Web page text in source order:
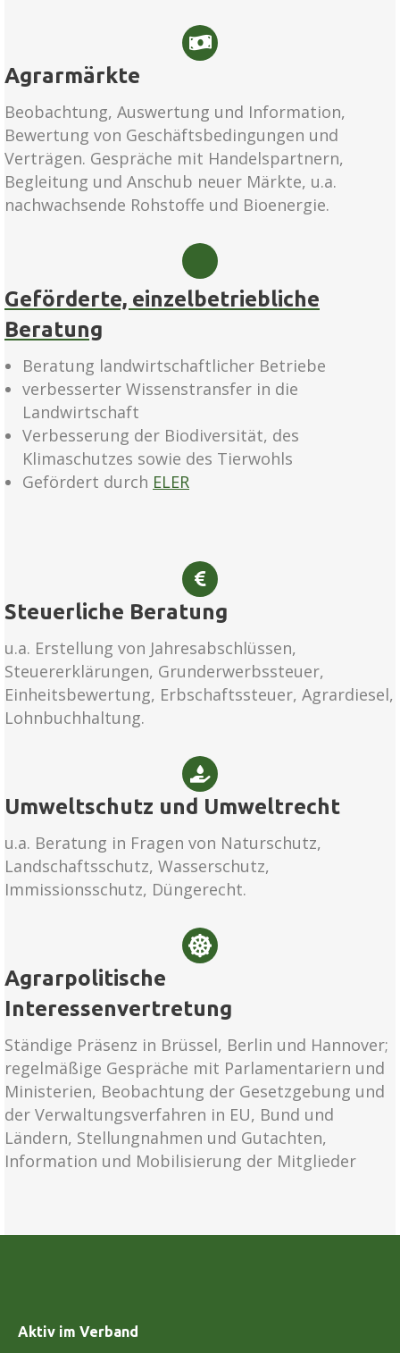
Agrarmärkte
Beobachtung, Auswertung und Information,
Bewertung von Geschäftsbedingungen und
Verträgen. Gespräche mit Handelspartnern,
Begleitung und Anschub neuer Märkte, u.a.
nachwachsende Rohstoffe und Bioenergie.
Geförderte, einzelbetriebliche
Beratung
Beratung landwirtschaftlicher Betriebe
verbesserter Wissenstransfer in die
Landwirtschaft
Verbesserung der Biodiversität, des
Klimaschutzes sowie des Tierwohls
Gefördert durch ELER
Steuerliche Beratung
u.a. Erstellung von Jahresabschlüssen,
Steuererklärungen, Grunderwerbssteuer,
Einheitsbewertung, Erbschaftssteuer, Agrardiesel,
Lohnbuchhaltung.
Umweltschutz und Umweltrecht
u.a. Beratung in Fragen von Naturschutz,
Landschaftsschutz, Wasserschutz,
Immissionsschutz, Düngerecht.
Agrarpolitische
Interessenvertretung
Ständige Präsenz in Brüssel, Berlin und Hannover;
regelmäßige Gespräche mit Parlamentariern und
Ministerien, Beobachtung der Gesetzgebung und
der Verwaltungsverfahren in EU, Bund und
Ländern, Stellungnahmen und Gutachten,
Information und Mobilisierung der Mitglieder
Aktiv im Verband